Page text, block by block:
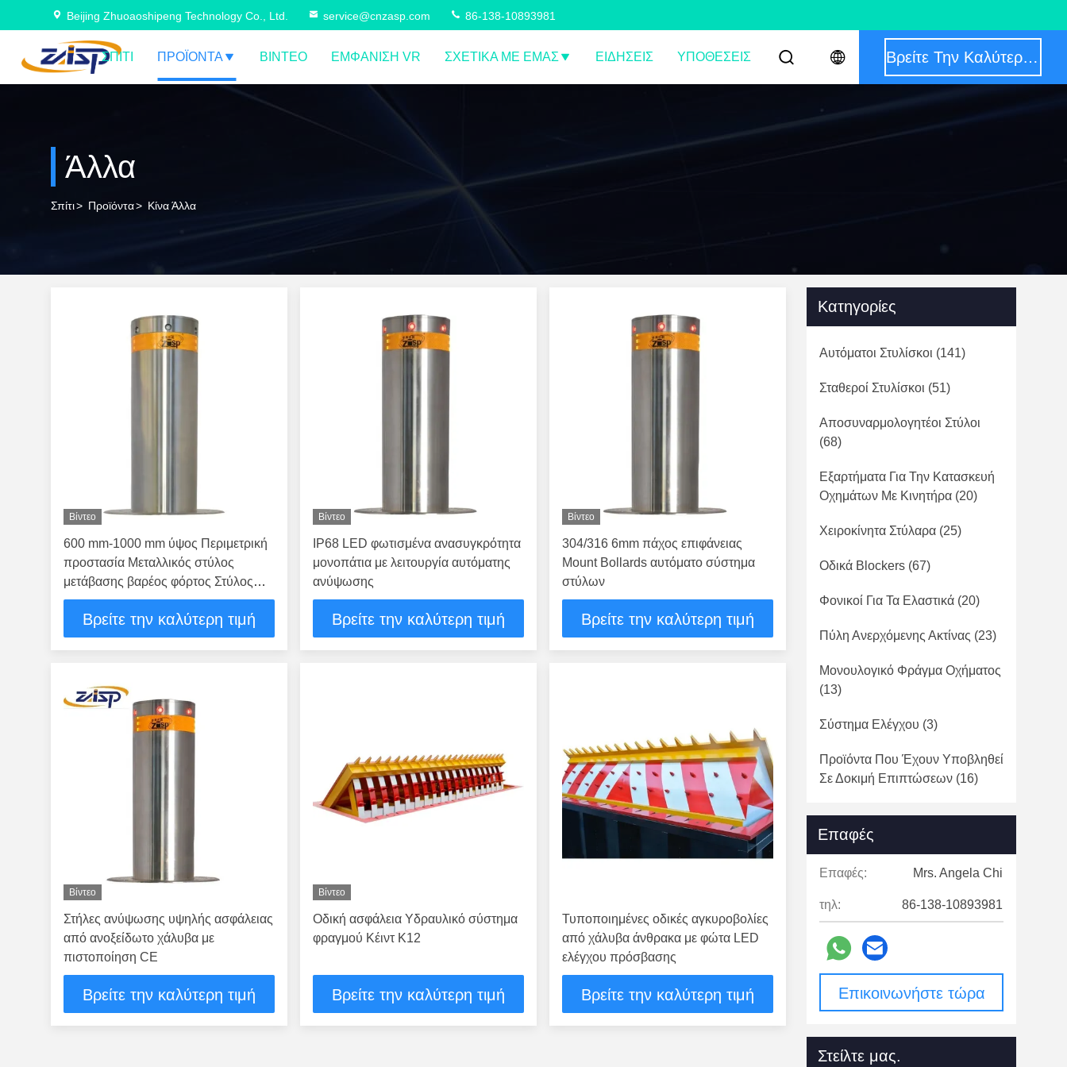
Beijing Zhuoaoshipeng Technology Co., Ltd. service@cnzasp.com 86-138-10893981
ΣΠΊΤΙ ΠΡΟΪΌΝΤΑ ΒΊΝΤΕΟ ΕΜΦΆΝΙΣΗ VR ΣΧΕΤΙΚΆ ΜΕ ΕΜΆΣ ΕΙΔΉΣΕΙΣ ΥΠΟΘΈΣΕΙΣ Βρείτε Την Καλύτερη Τιμή
Άλλα
Σπίτι> Προϊόντα> Κίνα Άλλα
Βίντεο
600 mm-1000 mm ύψος Περιμετρική
προστασία Μεταλλικός στύλος
μετάβασης βαρέος φόρτος Στύλος
ασφάλειας
Βρείτε την καλύτερη τιμή
Βίντεο
IP68 LED φωτισμένα ανασυγκρότητα
μονοπάτια με λειτουργία αυτόματης
ανύψωσης
Βρείτε την καλύτερη τιμή
Βίντεο
304/316 6mm πάχος επιφάνειας
Mount Bollards αυτόματο σύστημα
στύλων
Βρείτε την καλύτερη τιμή
Βίντεο
Στήλες ανύψωσης υψηλής ασφάλειας
από ανοξείδωτο χάλυβα με
πιστοποίηση CE
Βρείτε την καλύτερη τιμή
Βίντεο
Οδική ασφάλεια Υδραυλικό σύστημα
φραγμού Κέιντ Κ12
Βρείτε την καλύτερη τιμή
Τυποποιημένες οδικές αγκυροβολίες
από χάλυβα άνθρακα με φώτα LED
ελέγχου πρόσβασης
Βρείτε την καλύτερη τιμή
Κατηγορίες
Αυτόματοι Στυλίσκοι (141)
Σταθεροί Στυλίσκοι (51)
Αποσυναρμολογητέοι Στύλοι
(68)
Εξαρτήματα Για Την Κατασκευή
Οχημάτων Με Κινητήρα (20)
Χειροκίνητα Στύλαρα (25)
Οδικά Blockers (67)
Φονικοί Για Τα Ελαστικά (20)
Πύλη Ανερχόμενης Ακτίνας (23)
Μονουλογικό Φράγμα Οχήματος
(13)
Σύστημα Ελέγχου (3)
Προϊόντα Που Έχουν Υποβληθεί
Σε Δοκιμή Επιπτώσεων (16)
Φω'τα Σημάτων Κυκλοφορίας
(1)
Άλλα(42)
Επαφές
Επαφές: Mrs. Angela Chi
τηλ: 86-138-10893981
Επικοινωνήστε τώρα
Στείλτε μας.